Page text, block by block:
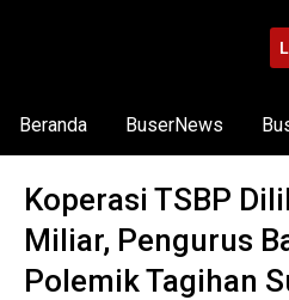
Beranda BuserNews
Koperasi TSBP
Miliar, Pengurus
Polemik Tagihan